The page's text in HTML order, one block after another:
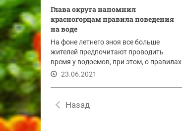
Глава округа напомнил
красногорцам правила поведения
на воде
На фоне летнего зноя все больше
жителей предпочитают проводить
время у водоемов, при этом, о правилах
безопасности...
23.06.2021
Назад